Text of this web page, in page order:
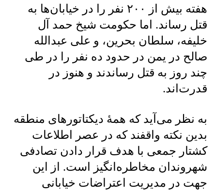
هفته بیش از ۲۰۰ نفر را در خیابان‌ها به
قتل رساند. اما حکومت شیخ حمد آل
خلیفه، سلطان بحرین، و علی عبدالله
صالح در یمن در حدود ده نفر را در طی
چند روز به قتل رساندند و هنوز در
قدرت‌اند.
به نظر می‌آید که همهٔ دیکتاتورهای منطقه
بدین نکته واقفند که در عصر اطلاعات
کشتار جمعی با هدف قرار دادن تصادفی
شهروندان مخاطره‌انگیز است. از این
جهت در مدیریت اعتراضات خیابانی